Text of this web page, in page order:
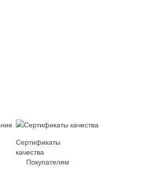
Сертификаты
качества
Покупателям